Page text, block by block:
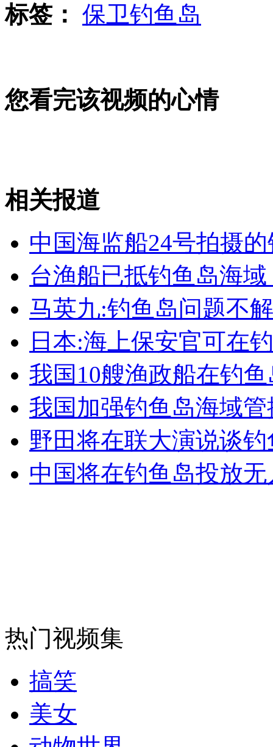
台渔船抵钓岛海域 多次遭日船驱离
女孩北京地铁殴打老人 痛下狠手拳打脚踢
无痛分娩是否安全 医生回应
外交部：反对强权政治霸凌主义
外交部：有关国家言论片面不公正
安徽一实载49人客车翻车
走！跟着总书记去植树
司机酒驾遇交警 急速倒车逃窜
标签： 保卫钓鱼岛
您看完该视频的心情
相关报道
中国海监船24号拍摄
台渔船已抵钓鱼岛海
马英九:钓鱼岛问题不
日本:海上保安官可在
我国10艘渔政船在钓
我国加强钓鱼岛海域
野田将在联大演说谈
中国将在钓鱼岛投放
热门视频集
搞笑
美女